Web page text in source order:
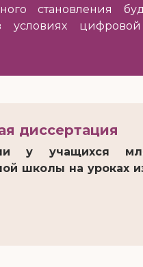
становления
условиях
диссертация
у учащихся
школы на уроках